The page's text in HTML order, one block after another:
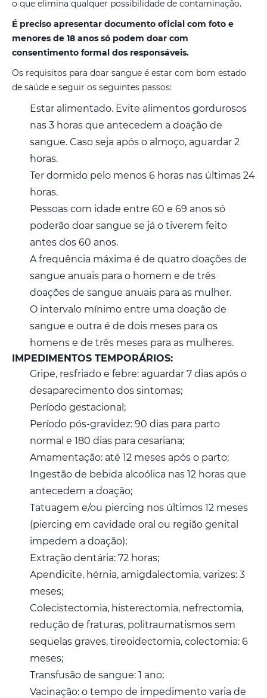
o que elimina qualquer possibilidade de contaminação.
É preciso apresentar documento oficial com foto e
menores de 18 anos só podem doar com
consentimento formal dos responsáveis.
Os requisitos para doar sangue é estar com bom estado
de saúde e seguir os seguintes passos:
Estar alimentado. Evite alimentos gordurosos
nas 3 horas que antecedem a doação de
sangue. Caso seja após o almoço, aguardar 2
horas.
Ter dormido pelo menos 6 horas nas últimas 24
horas.
Pessoas com idade entre 60 e 69 anos só
poderão doar sangue se já o tiverem feito
antes dos 60 anos.
A frequência máxima é de quatro doações de
sangue anuais para o homem e de três
doações de sangue anuais para as mulher.
O intervalo mínimo entre uma doação de
sangue e outra é de dois meses para os
homens e de três meses para as mulheres.
IMPEDIMENTOS TEMPORÁRIOS:
Gripe, resfriado e febre: aguardar 7 dias após o
desaparecimento dos sintomas;
Período gestacional;
Período pós-gravidez: 90 dias para parto
normal e 180 dias para cesariana;
Amamentação: até 12 meses após o parto;
Ingestão de bebida alcoólica nas 12 horas que
antecedem a doação;
Tatuagem e/ou piercing nos últimos 12 meses
(piercing em cavidade oral ou região genital
impedem a doação);
Extração dentária: 72 horas;
Apendicite, hérnia, amigdalectomia, varizes: 3
meses;
Colecistectomia, histerectomia, nefrectomia,
redução de fraturas, politraumatismos sem
seqüelas graves, tireoidectomia, colectomia: 6
meses;
Transfusão de sangue: 1 ano;
Vacinação: o tempo de impedimento varia de